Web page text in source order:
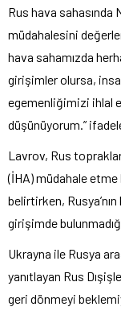
Rus hava sahasında
müdahalesini de
hava sahamızda
girişimler olursa,
egemenliğimizi ihlal
düşünüyorum.”
Lavrov, Rus
(İHA) müdahale
belirtirken, Rusya’nın
girişimde
Ukrayna ile Rusya
yanıtlayan Rus
geri dönmeyi